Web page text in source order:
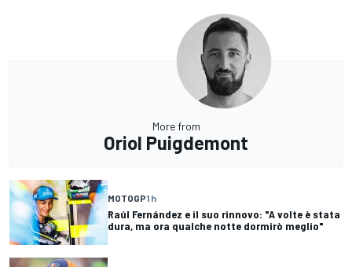
More from
Oriol Puigdemont
MOTOGP1 h
Raúl Fernández e il suo rinnovo: "A volte è stata
dura, ma ora qualche notte dormirò meglio"